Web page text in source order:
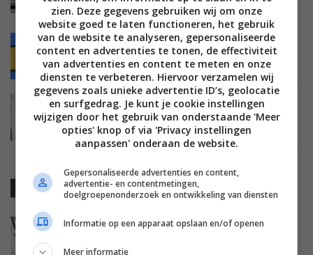
slot voor’
MOBILE 07 MAART 2020
Google Smart Lock: wat is het en wat heb je
eraan?
SMARTHOME 30 OKTOBER 2019
Nuki presenteert Nachtmodus voor Nuki Smart
Lock
Slim slot Nuki Smart Lock 2.0 nu verkrijgbaar in
Nederland
SMARTHOME 17 APRIL 2018
met Airbnb
zien. Deze gegevens gebruiken wij om onze
website goed te laten functioneren, het gebruik
van de website te analyseren, gepersonaliseerde
content en advertenties te tonen, de effectiviteit
van advertenties en content te meten en onze
diensten te verbeteren. Hiervoor verzamelen wij
gegevens zoals unieke advertentie ID’s, geolocatie
en surfgedrag. Je kunt je cookie instellingen
wijzigen door het gebruik van onderstaande 'Meer
opties' knop of via 'Privacy instellingen
aanpassen' onderaan de website.
Gepersonaliseerde advertenties en content,
advertentie- en contentmetingen,
doelgroepenonderzoek en ontwikkeling van diensten
Informatie op een apparaat opslaan en/of openen
Meer informatie